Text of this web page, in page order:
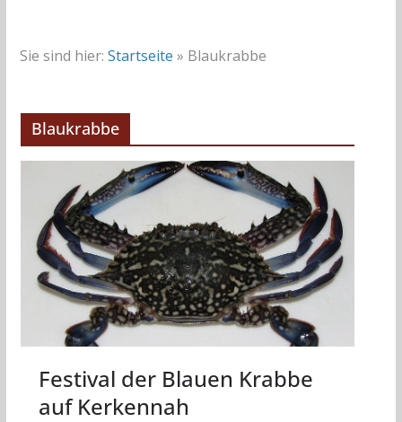
Sie sind hier: Startseite » Blaukrabbe
Blaukrabbe
Festival der Blauen Krabbe
auf Kerkennah